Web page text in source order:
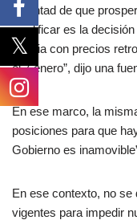
voluntad de que
modificar es la
amplia con precios
el 7 enero”, dijo una
En ese marco, la
posiciones para que
Gobierno es
En ese contexto, no se
vigentes para impedir